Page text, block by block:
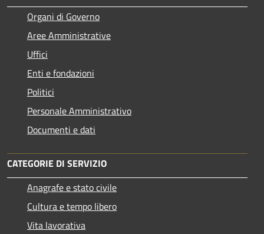
Organi di Governo
Aree Amministrative
Uffici
Enti e fondazioni
Politici
Personale Amministrativo
Documenti e dati
CATEGORIE DI SERVIZIO
Anagrafe e stato civile
Cultura e tempo libero
Vita lavorativa